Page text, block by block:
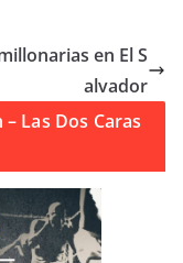
en El S
alvador
– Las Dos Caras